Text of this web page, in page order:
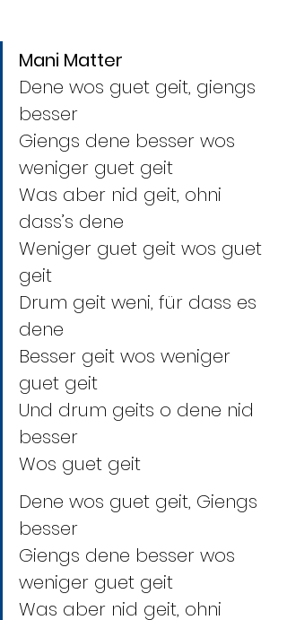
Mani Matter
Dene wos guet geit, giengs
besser
Giengs dene besser wos
weniger guet geit
Was aber nid geit, ohni
dass’s dene
Weniger guet geit wos guet
geit
Drum geit weni, für dass es
dene
Besser geit wos weniger
guet geit
Und drum geits o dene nid
besser
Wos guet geit
Dene wos guet geit, Giengs
besser
Giengs dene besser wos
weniger guet geit
Was aber nid geit, ohni